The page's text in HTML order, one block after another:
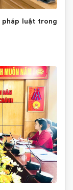
luật trong